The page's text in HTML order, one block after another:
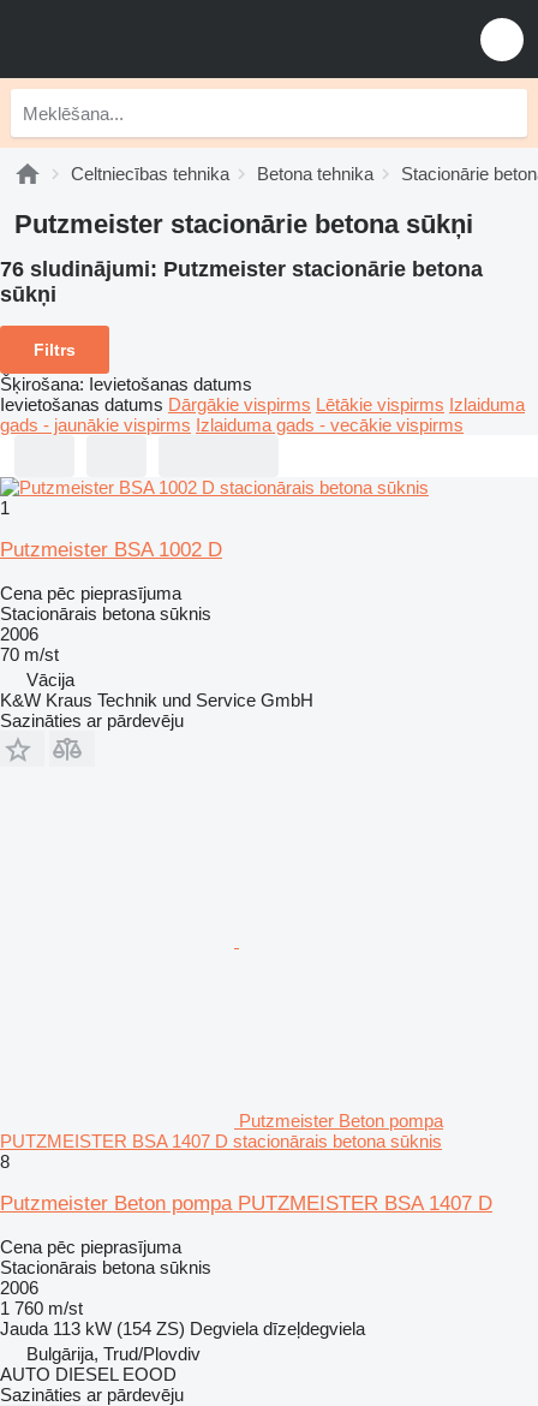
Celtniecības tehnika Betona tehnika Stacionārie
Putzmeister stacionārie betona sūkņi
76 sludinājumi: Putzmeister stacionārie betona
sūkņi
Filtrs
Šķirošana: Ievietošanas datums
Ievietošanas datums Dārgākie vispirms Lētākie vispirms Izlaiduma
gads - jaunākie vispirms Izlaiduma gads - vecākie vispirms
1
Putzmeister BSA 1002 D
Cena pēc pieprasījuma
Stacionārais betona sūknis
2006
70 m/st
Vācija
K&W Kraus Technik und Service GmbH
Sazināties ar pārdevēju
Putzmeister Beton pompa
PUTZMEISTER BSA 1407 D stacionārais betona sūknis
8
Putzmeister Beton pompa PUTZMEISTER BSA 1407 D
Cena pēc pieprasījuma
Stacionārais betona sūknis
2006
1 760 m/st
Jauda 113 kW (154 ZS) Degviela dīzeļdegviela
Bulgārija, Trud/Plovdiv
AUTO DIESEL EOOD
Sazināties ar pārdevēju